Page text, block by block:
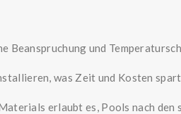
und
was Zeit und Kosten spart.
erlaubt es, Pools nach den